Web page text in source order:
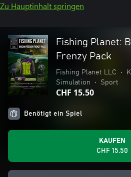
Zu Hauptinhalt springen
Fishing Planet:
Frenzy Pack
Fishing Planet LLC •
Simulation
• Sport
CHF 15.50
Benötigt ein Spiel
KAUFEN
CHF 15.50